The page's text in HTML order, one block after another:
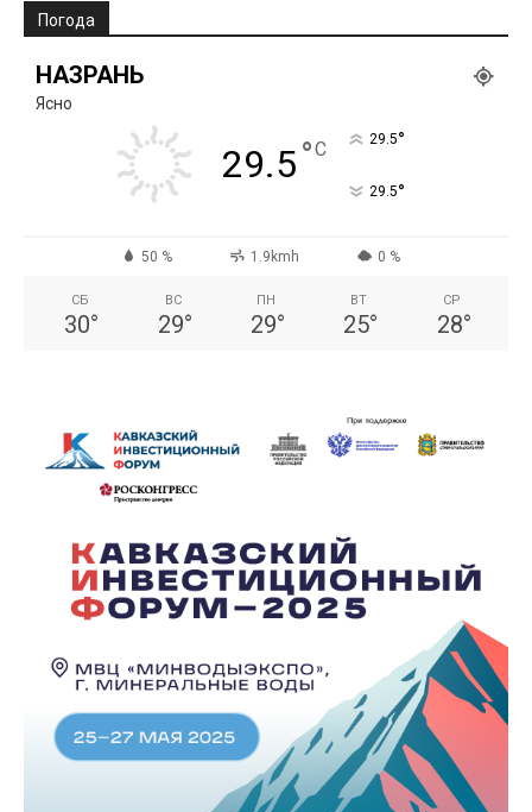
Погода
НАЗРАНЬ
Ясно
29.5°C 29.5°
29.5°
50 % 1.9kmh 0 %
СБ
30°
ВС
29°
ПН
29°
ВТ
25°
СР
28°